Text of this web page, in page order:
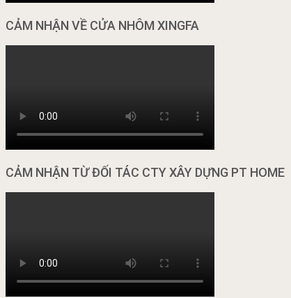
CẢM NHẬN VỀ CỬA NHÔM XINGFA
CẢM NHẬN TỪ ĐỐI TÁC CTY XÂY DỰNG PT HOME